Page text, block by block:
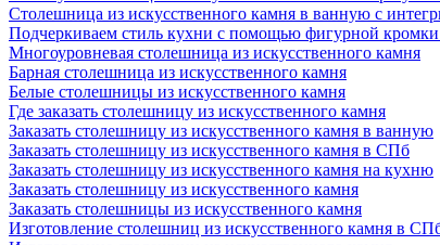
Столешница из искусственного камня в ванную с
Подчеркиваем стиль кухни с помощью фигурной
Многоуровневая столешница из искусственного камня
Барная столешница из искусственного камня
Белые столешницы из искусственного камня
Где заказать столешницу из искусственного камня
Заказать столешницу из искусственного камня в ванную
Заказать столешницу из искусственного камня в СПб
Заказать столешницу из искусственного камня на кухню
Заказать столешницу из искусственного камня
Заказать столешницы из искусственного камня
Изготовление столешниц из искусственного камня в